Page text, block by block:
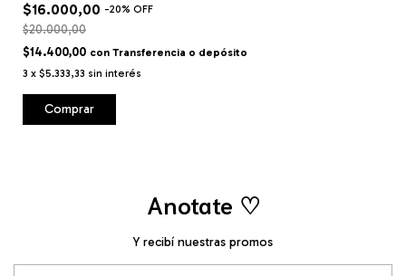
$16.000,00 -20% OFF
$20.000,00
$14.400,00 con Transferencia o depósito
3 x $5.333,33 sin interés
Comprar
Anotate ♡
Y recibí nuestras promos